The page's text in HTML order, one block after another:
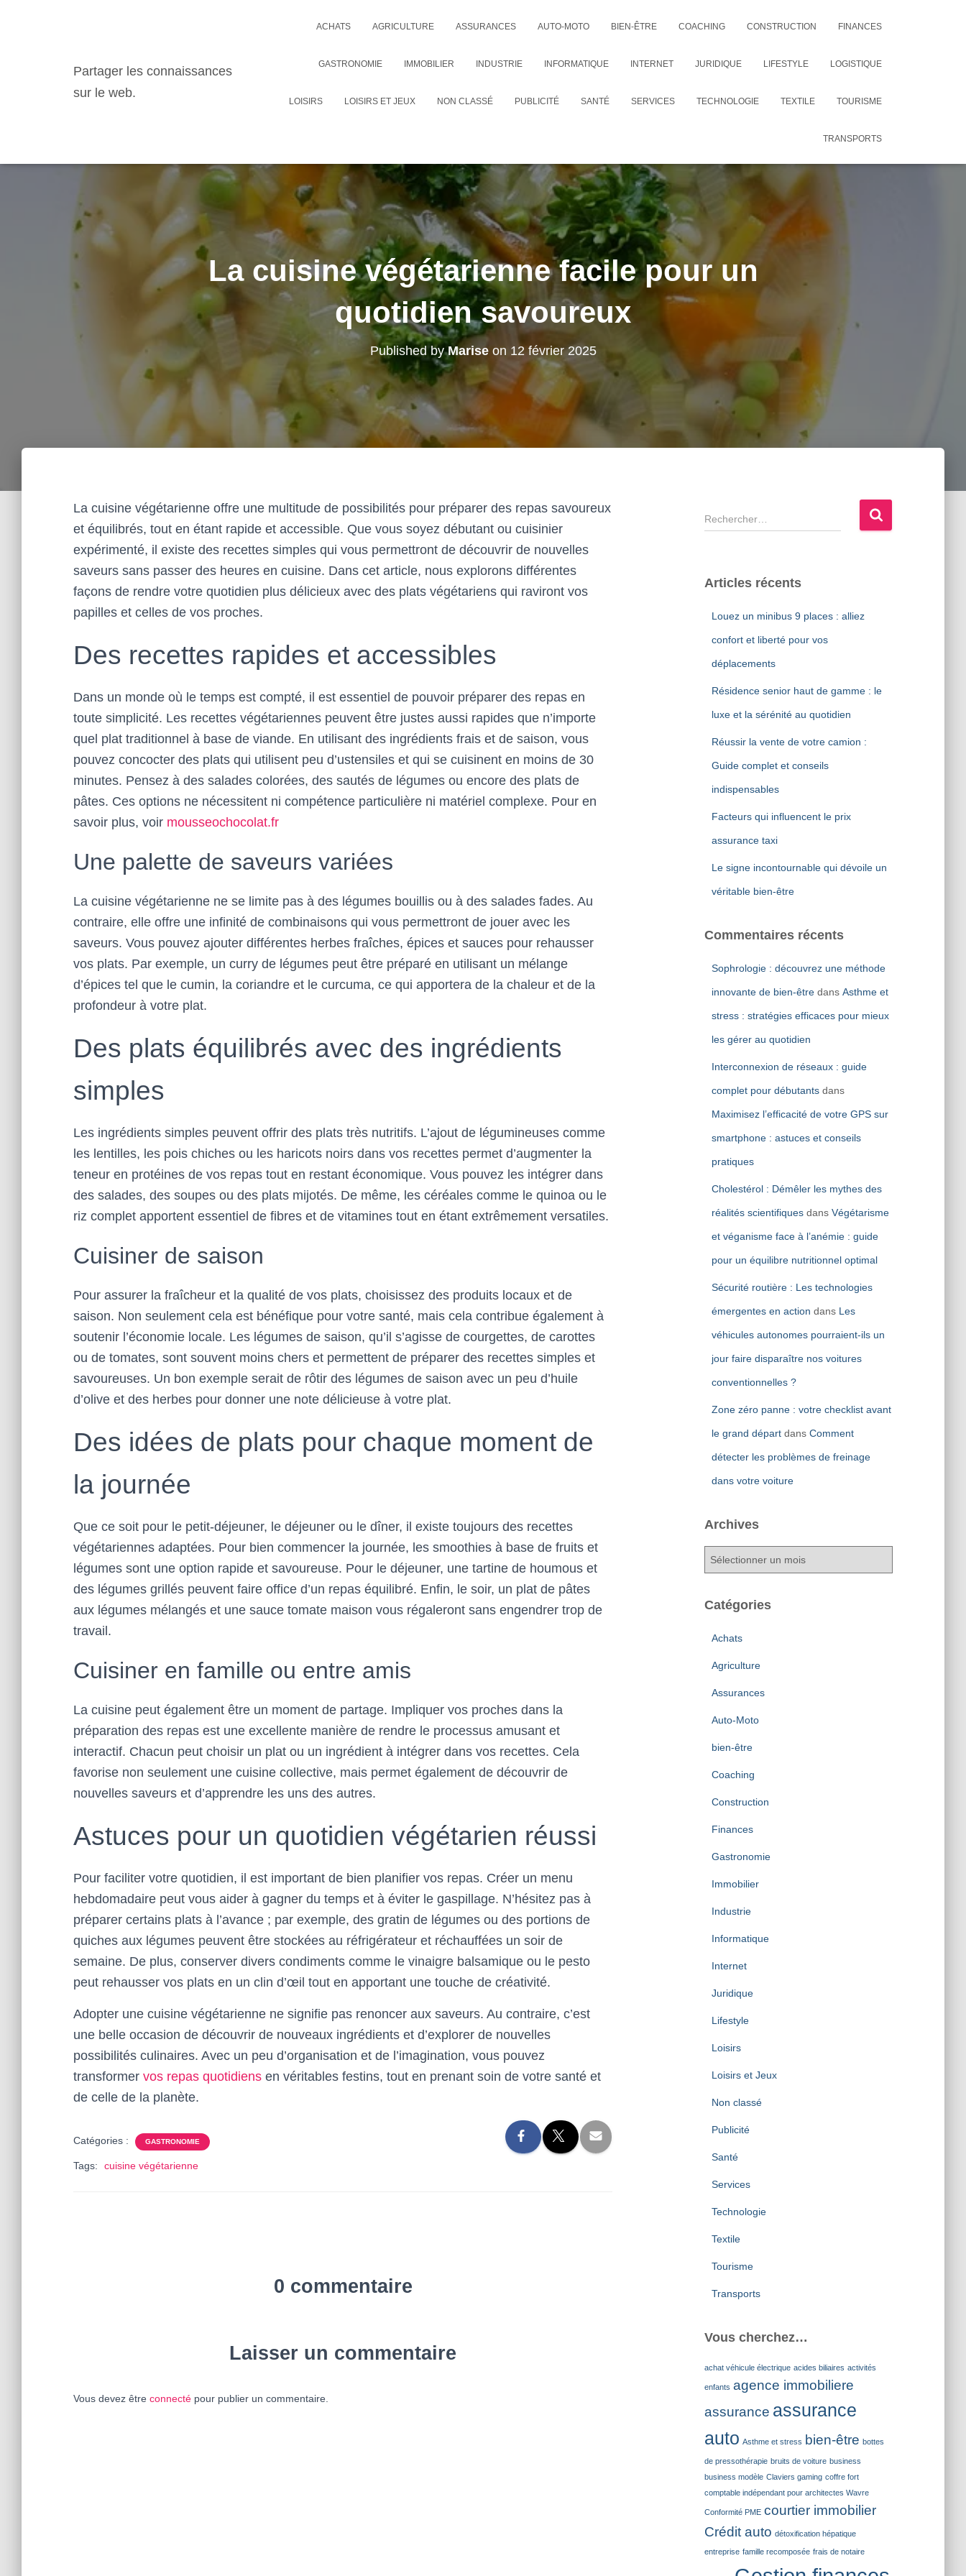
Partager les connaissances
sur le web.
ACHATS AGRICULTURE ASSURANCES AUTO-MOTO BIEN-ÊTRE COACHING CONSTRUCTION FINANCES
GASTRONOMIE IMMOBILIER INDUSTRIE INFORMATIQUE INTERNET JURIDIQUE LIFESTYLE LOGISTIQUE
LOISIRS LOISIRS ET JEUX NON CLASSÉ PUBLICITÉ SANTÉ SERVICES TECHNOLOGIE TEXTILE TOURISME
TRANSPORTS
La cuisine végétarienne facile pour un
quotidien savoureux
Published byMariseon 12 février 2025
La cuisine végétarienne offre une multitude de possibilités pour préparer des repas savoureux
et équilibrés, tout en étant rapide et accessible. Que vous soyez débutant ou cuisinier
expérimenté, il existe des recettes simples qui vous permettront de découvrir de nouvelles
saveurs sans passer des heures en cuisine. Dans cet article, nous explorons différentes
façons de rendre votre quotidien plus délicieux avec des plats végétariens qui raviront vos
papilles et celles de vos proches.
Des recettes rapides et accessibles
Dans un monde où le temps est compté, il est essentiel de pouvoir préparer des repas en
toute simplicité. Les recettes végétariennes peuvent être justes aussi rapides que n’importe
quel plat traditionnel à base de viande. En utilisant des ingrédients frais et de saison, vous
pouvez concocter des plats qui utilisent peu d’ustensiles et qui se cuisinent en moins de 30
minutes. Pensez à des salades colorées, des sautés de légumes ou encore des plats de
pâtes. Ces options ne nécessitent ni compétence particulière ni matériel complexe. Pour en
savoir plus, voir mousseochocolat.fr
Une palette de saveurs variées
La cuisine végétarienne ne se limite pas à des légumes bouillis ou à des salades fades. Au
contraire, elle offre une infinité de combinaisons qui vous permettront de jouer avec les
saveurs. Vous pouvez ajouter différentes herbes fraîches, épices et sauces pour rehausser
vos plats. Par exemple, un curry de légumes peut être préparé en utilisant un mélange
d’épices tel que le cumin, la coriandre et le curcuma, ce qui apportera de la chaleur et de la
profondeur à votre plat.
Des plats équilibrés avec des ingrédients
simples
Les ingrédients simples peuvent offrir des plats très nutritifs. L’ajout de légumineuses comme
les lentilles, les pois chiches ou les haricots noirs dans vos recettes permet d’augmenter la
teneur en protéines de vos repas tout en restant économique. Vous pouvez les intégrer dans
des salades, des soupes ou des plats mijotés. De même, les céréales comme le quinoa ou le
riz complet apportent essentiel de fibres et de vitamines tout en étant extrêmement versatiles.
Cuisiner de saison
Pour assurer la fraîcheur et la qualité de vos plats, choisissez des produits locaux et de
saison. Non seulement cela est bénéfique pour votre santé, mais cela contribue également à
soutenir l’économie locale. Les légumes de saison, qu’il s’agisse de courgettes, de carottes
ou de tomates, sont souvent moins chers et permettent de préparer des recettes simples et
savoureuses. Un bon exemple serait de rôtir des légumes de saison avec un peu d’huile
d’olive et des herbes pour donner une note délicieuse à votre plat.
Des idées de plats pour chaque moment de
la journée
Que ce soit pour le petit-déjeuner, le déjeuner ou le dîner, il existe toujours des recettes
végétariennes adaptées. Pour bien commencer la journée, les smoothies à base de fruits et
légumes sont une option rapide et savoureuse. Pour le déjeuner, une tartine de houmous et
des légumes grillés peuvent faire office d’un repas équilibré. Enfin, le soir, un plat de pâtes
aux légumes mélangés et une sauce tomate maison vous régaleront sans engendrer trop de
travail.
Cuisiner en famille ou entre amis
La cuisine peut également être un moment de partage. Impliquer vos proches dans la
préparation des repas est une excellente manière de rendre le processus amusant et
interactif. Chacun peut choisir un plat ou un ingrédient à intégrer dans vos recettes. Cela
favorise non seulement une cuisine collective, mais permet également de découvrir de
nouvelles saveurs et d’apprendre les uns des autres.
Astuces pour un quotidien végétarien réussi
Pour faciliter votre quotidien, il est important de bien planifier vos repas. Créer un menu
hebdomadaire peut vous aider à gagner du temps et à éviter le gaspillage. N’hésitez pas à
préparer certains plats à l’avance ; par exemple, des gratin de légumes ou des portions de
quiches aux légumes peuvent être stockées au réfrigérateur et réchauffées un soir de
semaine. De plus, conserver divers condiments comme le vinaigre balsamique ou le pesto
peut rehausser vos plats en un clin d’œil tout en apportant une touche de créativité.
Adopter une cuisine végétarienne ne signifie pas renoncer aux saveurs. Au contraire, c’est
une belle occasion de découvrir de nouveaux ingrédients et d’explorer de nouvelles
possibilités culinaires. Avec un peu d’organisation et de l’imagination, vous pouvez
transformer vos repas quotidiens en véritables festins, tout en prenant soin de votre santé et
de celle de la planète.
Catégories : GASTRONOMIE
Tags: cuisine végétarienne
0 commentaire
Laisser un commentaire
Vous devez être connecté pour publier un commentaire.
R
e
e
Articles récents
Louez un minibus 9 places : alliez
confort et liberté pour vos
déplacements
Résidence senior haut de gamme : le
luxe et la sérénité au quotidien
Réussir la vente de votre camion :
Guide complet et conseils
indispensables
Facteurs qui influencent le prix
assurance taxi
Le signe incontournable qui dévoile un
véritable bien-être
Commentaires récents
Sophrologie : découvrez une méthode
innovante de bien-êtredans Asthme et
stress : stratégies efficaces pour mieux
les gérer au quotidien
Interconnexion de réseaux : guide
complet pour débutantsdans
Maximisez l’efficacité de votre GPS sur
smartphone : astuces et conseils
pratiques
Cholestérol : Démêler les mythes des
réalités scientifiquesdans Végétarisme
et véganisme face à l’anémie : guide
pour un équilibre nutritionnel optimal
Sécurité routière : Les technologies
émergentes en action dans Les
véhicules autonomes pourraient-ils un
jour faire disparaître nos voitures
conventionnelles ?
Zone zéro panne : votre checklist avant
le grand départdans Comment
détecter les problèmes de freinage
dans votre voiture
Archives
h
Catégories
Achats
Agriculture
Assurances
Auto-Moto
bien-être
Coaching
Construction
Finances
Gastronomie
Immobilier
Industrie
Informatique
Internet
Juridique
Lifestyle
Loisirs
Loisirs et Jeux
Non classé
Publicité
Santé
Services
Technologie
Textile
Tourisme
Transports
Vous cherchez…
achat véhicule électrique acides biliaires activités
enfants agence immobiliere
assurance assurance
auto Asthme et stress bien-être bottes
de pressothérapie bruits de voiture business
business modèle Claviers gaming coffre fort
comptable indépendant pour architectes Wavre
Conformité PME courtier immobilier
Crédit auto détoxification hépatique
entreprise famille recomposée frais de notaire